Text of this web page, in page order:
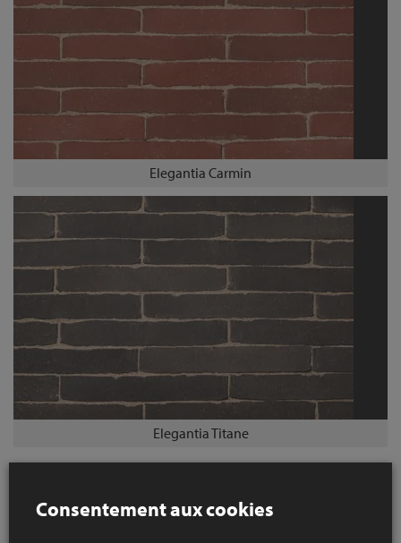
Elegantia Carmin
Elegantia Titane
les pavés en terre cuite haute qualité de Vande
Consentement aux cookies